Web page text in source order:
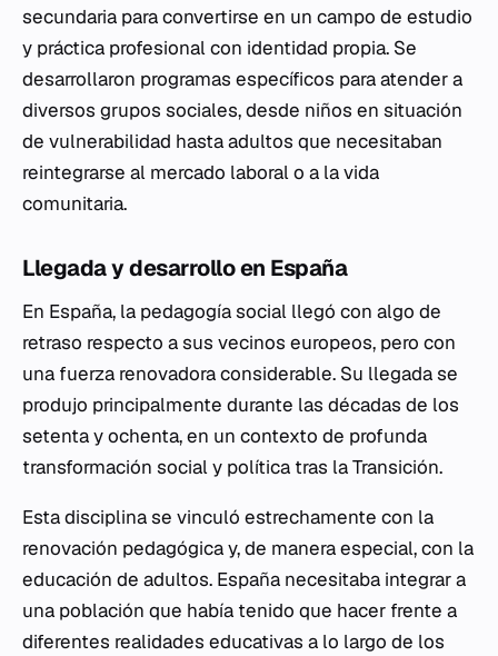
secundaria para convertirse en un campo de estudio
y práctica profesional con identidad propia. Se
desarrollaron programas específicos para atender a
diversos grupos sociales, desde niños en situación
de vulnerabilidad hasta adultos que necesitaban
reintegrarse al mercado laboral o a la vida
comunitaria.
Llegada y desarrollo en España
En España, la pedagogía social llegó con algo de
retraso respecto a sus vecinos europeos, pero con
una fuerza renovadora considerable. Su llegada se
produjo principalmente durante las décadas de los
setenta y ochenta, en un contexto de profunda
transformación social y política tras la Transición.
Esta disciplina se vinculó estrechamente con la
renovación pedagógica y, de manera especial, con la
educación de adultos. España necesitaba integrar a
una población que había tenido que hacer frente a
diferentes realidades educativas a lo largo de los